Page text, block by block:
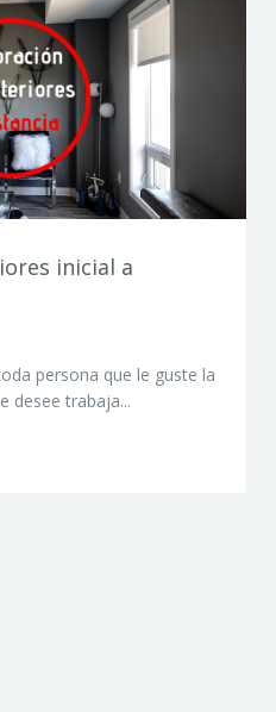
inicial a
persona que le guste la
desee trabaja...